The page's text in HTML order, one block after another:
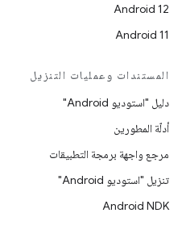
Android 12
Android 11
المستندات وعمليات التنزيل
دليل "استوديو Android"
أدلّة المطورين
مرجع واجهة برمجة التطبيقات
تنزيل "استوديو Android"
Android NDK